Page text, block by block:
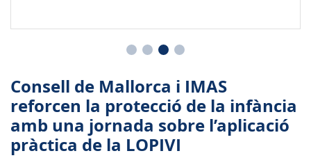
Consell de Mallorca i IMAS
reforcen la protecció de la infància
amb una jornada sobre l’aplicació
pràctica de la LOPIVI